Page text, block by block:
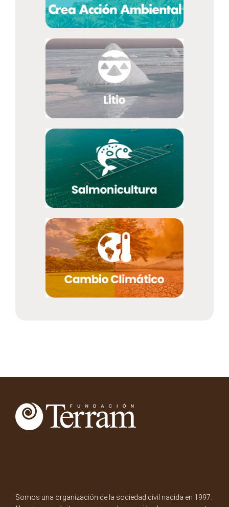
Somos una organización de la sociedad civil nacida en 1997.